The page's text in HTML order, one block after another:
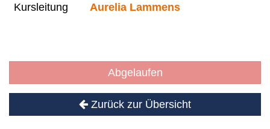
Kursleitung Aurelia Lammens
Abgelaufen
Zurück zur Übersicht